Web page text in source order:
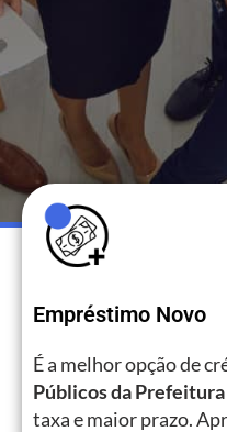
Empréstimo Novo
É a melhor opção de
Públicos da
taxa e maior prazo.